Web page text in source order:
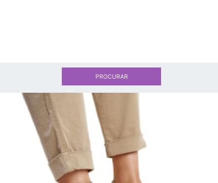
PROCURAR